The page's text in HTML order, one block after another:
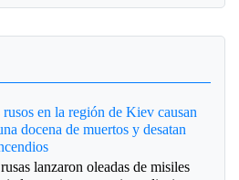
rusos en la región de Kiev causan
docena de muertos y desatan
lanzaron oleadas de misiles